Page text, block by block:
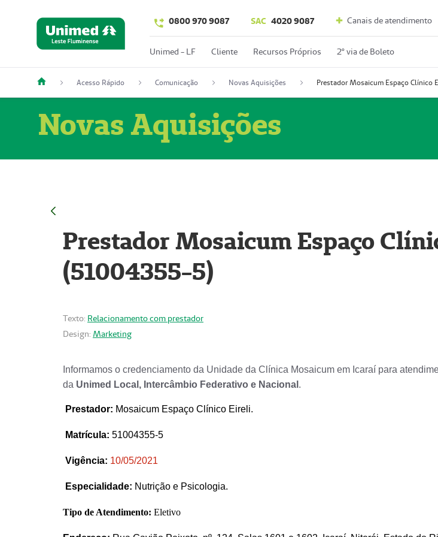
0800 970 9087 SAC 4020 9087 Canais de atendimento
Unimed - LF Cliente Recursos Próprios 2º via de Boleto
Acesso Rápido Comunicação Novas Aquisições
Novas Aquisições
Prestador Mosaicum Espaço
(51004355-5)
Texto: Relacionamento com prestador
Design: Marketing
Informamos o credenciamento da Unidade da Clínica Mosaicum em Icaraí para
da Unimed Local, Intercâmbio Federativo e Nacional .
Prestador: Mosaicum Espaço Clínico Eireli.
Matrícula: 51004355-5
Vigência: 10/05/2021
Especialidade: Nutrição e Psicologia.
Tipo de Atendimento: Eletivo